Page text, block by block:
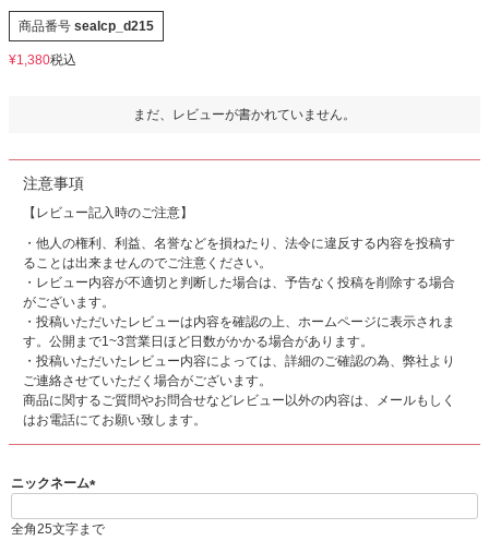
商品番号 sealcp_d215
¥1,380税込
まだ、レビューが書かれていません。
注意事項
【レビュー記入時のご注意】
・他人の権利、利益、名誉などを損ねたり、法令に違反する内容を投稿す
ることは出来ませんのでご注意ください。
・レビュー内容が不適切と判断した場合は、予告なく投稿を削除する場合
がございます。
・投稿いただいたレビューは内容を確認の上、ホームページに表示されま
す。公開まで1~3営業日ほど日数がかかる場合があります。
・投稿いただいたレビュー内容によっては、詳細のご確認の為、弊社より
ご連絡させていただく場合がございます。
商品に関するご質問やお問合せなどレビュー以外の内容は、メールもしく
はお電話にてお願い致します。
ニックネーム
必
全角25文字まで